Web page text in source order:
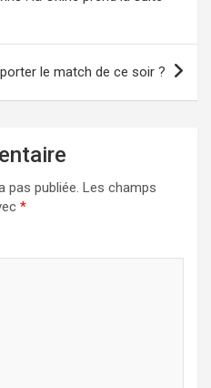
le match de ce soir ?
pas publiée. Les champs
*